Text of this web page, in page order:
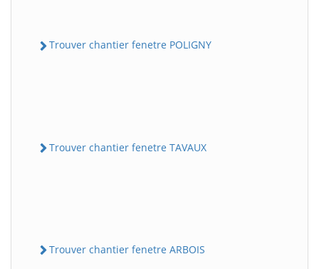
Trouver chantier fenetre POLIGNY
Trouver chantier fenetre TAVAUX
Trouver chantier fenetre ARBOIS